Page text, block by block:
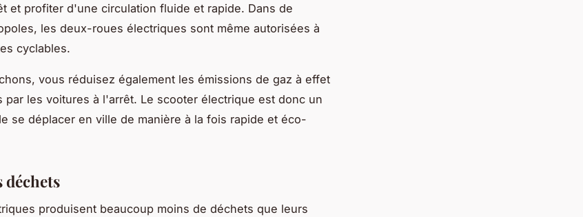
et profiter d'une circulation fluide et rapide. Dans de
les deux-roues électriques sont même autorisées à
cyclables.
vous réduisez également les émissions de gaz à effet
par les voitures à l'arrêt. Le scooter électrique est donc un
se déplacer en ville de manière à la fois rapide et éco-
déchets
produisent beaucoup moins de déchets que leurs